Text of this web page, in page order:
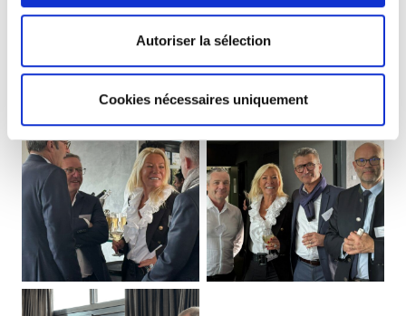
Autoriser la sélection
Cookies nécessaires uniquement